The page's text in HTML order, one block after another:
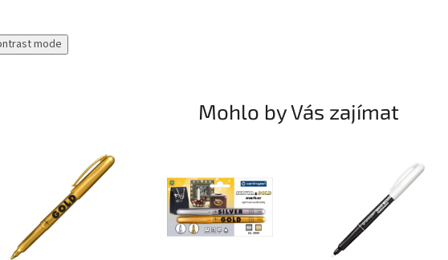
mode
Mohlo by Vás zajímat